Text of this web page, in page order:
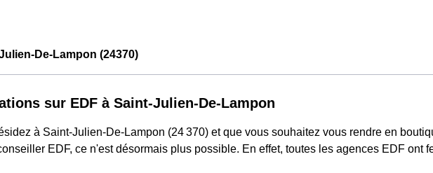
De-Lampon (24370)
sur EDF à Saint-Julien-De-Lampon
à Saint-Julien-De-Lampon (24 370) et que vous souhaitez vous rendre en
EDF, ce n'est désormais plus possible. En effet, toutes les agences EDF ont